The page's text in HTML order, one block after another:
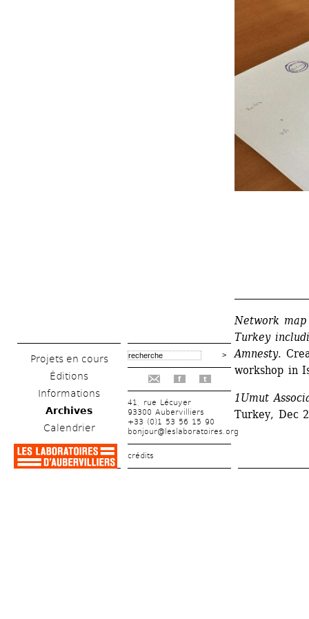
Projets en cours
Éditions
Informations
Archives
Calendrier
f t
41, rue Lécuyer
93300 Aubervilliers
+33 (0)1 53 56 15 90
bonjour@leslaboratoires.org
crédits
Network
Turkey
Amnesty.
workshop in
1Umut
Turkey, Dec